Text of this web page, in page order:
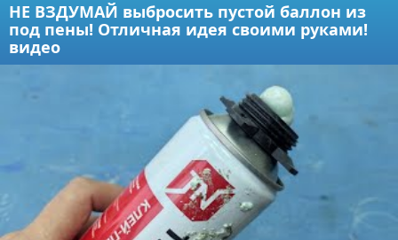
НЕ ВЗДУМАЙ выбросить пустой баллон из
под пены! Отличная идея своими руками!
видео